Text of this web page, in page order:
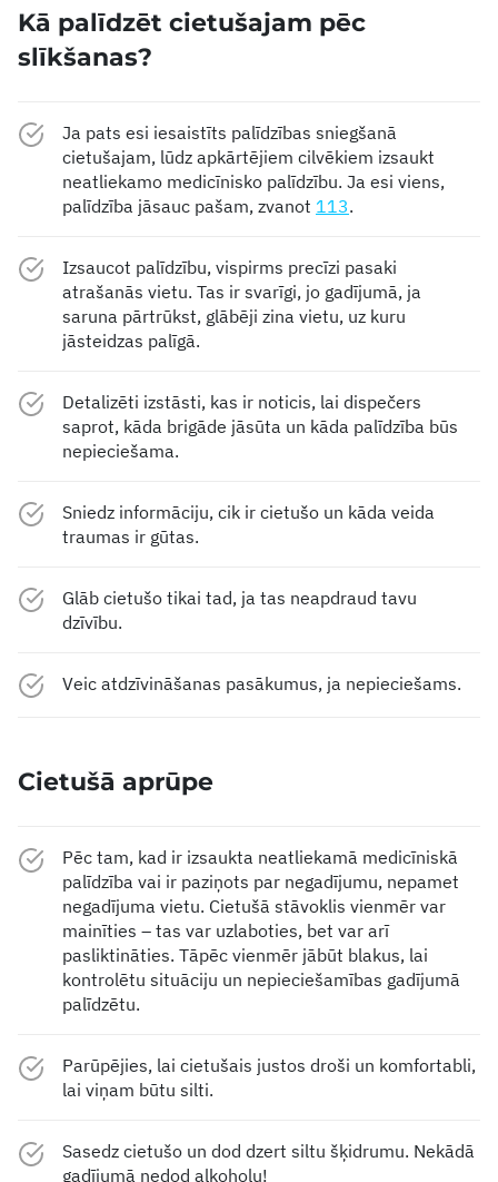
Kā palīdzēt cietušajam pēc
slīkšanas?
Ja pats esi iesaistīts palīdzības sniegšanā
cietušajam, lūdz apkārtējiem cilvēkiem izsaukt
neatliekamo medicīnisko palīdzību. Ja esi viens,
palīdzība jāsauc pašam, zvanot 113.
Izsaucot palīdzību, vispirms precīzi pasaki
atrašanās vietu. Tas ir svarīgi, jo gadījumā, ja
saruna pārtrūkst, glābēji zina vietu, uz kuru
jāsteidzas palīgā.
Detalizēti izstāsti, kas ir noticis, lai dispečers
saprot, kāda brigāde jāsūta un kāda palīdzība būs
nepieciešama.
Sniedz informāciju, cik ir cietušo un kāda veida
traumas ir gūtas.
Glāb cietušo tikai tad, ja tas neapdraud tavu
dzīvību.
Veic atdzīvināšanas pasākumus, ja nepieciešams.
Cietušā aprūpe
Pēc tam, kad ir izsaukta neatliekamā medicīniskā
palīdzība vai ir paziņots par negadījumu, nepamet
negadījuma vietu. Cietušā stāvoklis vienmēr var
mainīties – tas var uzlaboties, bet var arī
pasliktināties. Tāpēc vienmēr jābūt blakus, lai
kontrolētu situāciju un nepieciešamības gadījumā
palīdzētu.
Parūpējies, lai cietušais justos droši un komfortabli,
lai viņam būtu silti.
Sasedz cietušo un dod dzert siltu šķidrumu. Nekādā
gadījumā nedod alkoholu!